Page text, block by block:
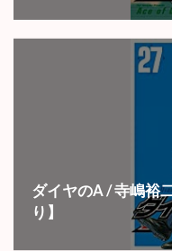
ダイヤのA / 寺嶋裕
り】